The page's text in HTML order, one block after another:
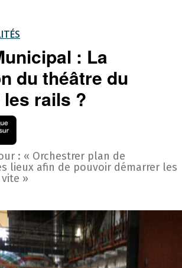
: La
du théâtre du
les rails ?
: « Orchestrer plan de
lieux afin de pouvoir démarrer les
»